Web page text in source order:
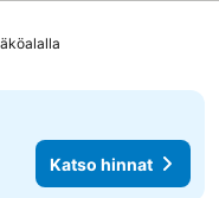
Katso hinnat